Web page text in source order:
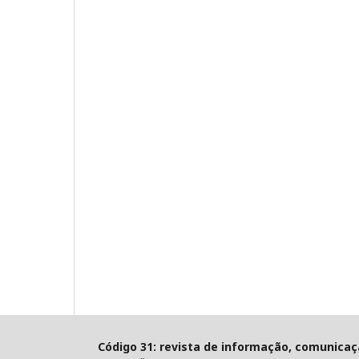
Código 31: revista de informação,